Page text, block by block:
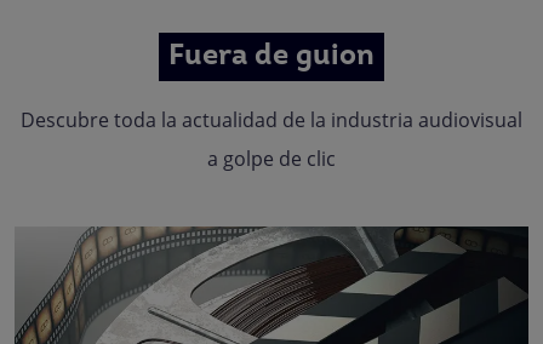
Fuera de guion
Descubre toda la actualidad de la industria audiovisual
a golpe de clic